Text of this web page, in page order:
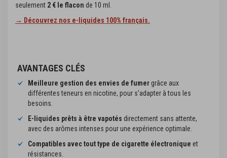
seulement 2 € le flacon de 10 ml.
→ Découvrez nos e-liquides 100% français.
AVANTAGES CLÉS
Meilleure gestion des envies de fumergrâce aux
différentes teneurs en nicotine, pour s'adapter à tous les
besoins.
E-liquides prêts à être vapotés directement sans attente,
avec des arômes intenses pour une expérience optimale.
Compatibles avec tout type de cigarette électronique et
résistances.